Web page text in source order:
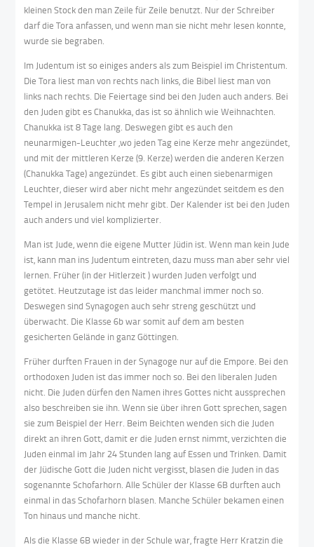
kleinen Stock den man Zeile für Zeile benutzt. Nur der Schreiber
darf die Tora anfassen, und wenn man sie nicht mehr lesen konnte,
wurde sie begraben.
Im Judentum ist so einiges anders als zum Beispiel im Christentum.
Die Tora liest man von rechts nach links, die Bibel liest man von
links nach rechts. Die Feiertage sind bei den Juden auch anders. Bei
den Juden gibt es Chanukka, das ist so ähnlich wie Weihnachten.
Chanukka ist 8 Tage lang. Deswegen gibt es auch den
neunarmigen-Leuchter ,wo jeden Tag eine Kerze mehr angezündet,
und mit der mittleren Kerze (9. Kerze) werden die anderen Kerzen
(Chanukka Tage) angezündet. Es gibt auch einen siebenarmigen
Leuchter, dieser wird aber nicht mehr angezündet seitdem es den
Tempel in Jerusalem nicht mehr gibt. Der Kalender ist bei den Juden
auch anders und viel komplizierter.
Man ist Jude, wenn die eigene Mutter Jüdin ist. Wenn man kein Jude
ist, kann man ins Judentum eintreten, dazu muss man aber sehr viel
lernen. Früher (in der Hitlerzeit ) wurden Juden verfolgt und
getötet. Heutzutage ist das leider manchmal immer noch so.
Deswegen sind Synagogen auch sehr streng geschützt und
überwacht. Die Klasse 6b war somit auf dem am besten
gesicherten Gelände in ganz Göttingen.
Früher durften Frauen in der Synagoge nur auf die Empore. Bei den
orthodoxen Juden ist das immer noch so. Bei den liberalen Juden
nicht. Die Juden dürfen den Namen ihres Gottes nicht aussprechen
also beschreiben sie ihn. Wenn sie über ihren Gott sprechen, sagen
sie zum Beispiel der Herr. Beim Beichten wenden sich die Juden
direkt an ihren Gott, damit er die Juden ernst nimmt, verzichten die
Juden einmal im Jahr 24 Stunden lang auf Essen und Trinken. Damit
der Jüdische Gott die Juden nicht vergisst, blasen die Juden in das
sogenannte Schofarhorn. Alle Schüler der Klasse 6B durften auch
einmal in das Schofarhorn blasen. Manche Schüler bekamen einen
Ton hinaus und manche nicht.
Als die Klasse 6B wieder in der Schule war, fragte Herr Kratzin die